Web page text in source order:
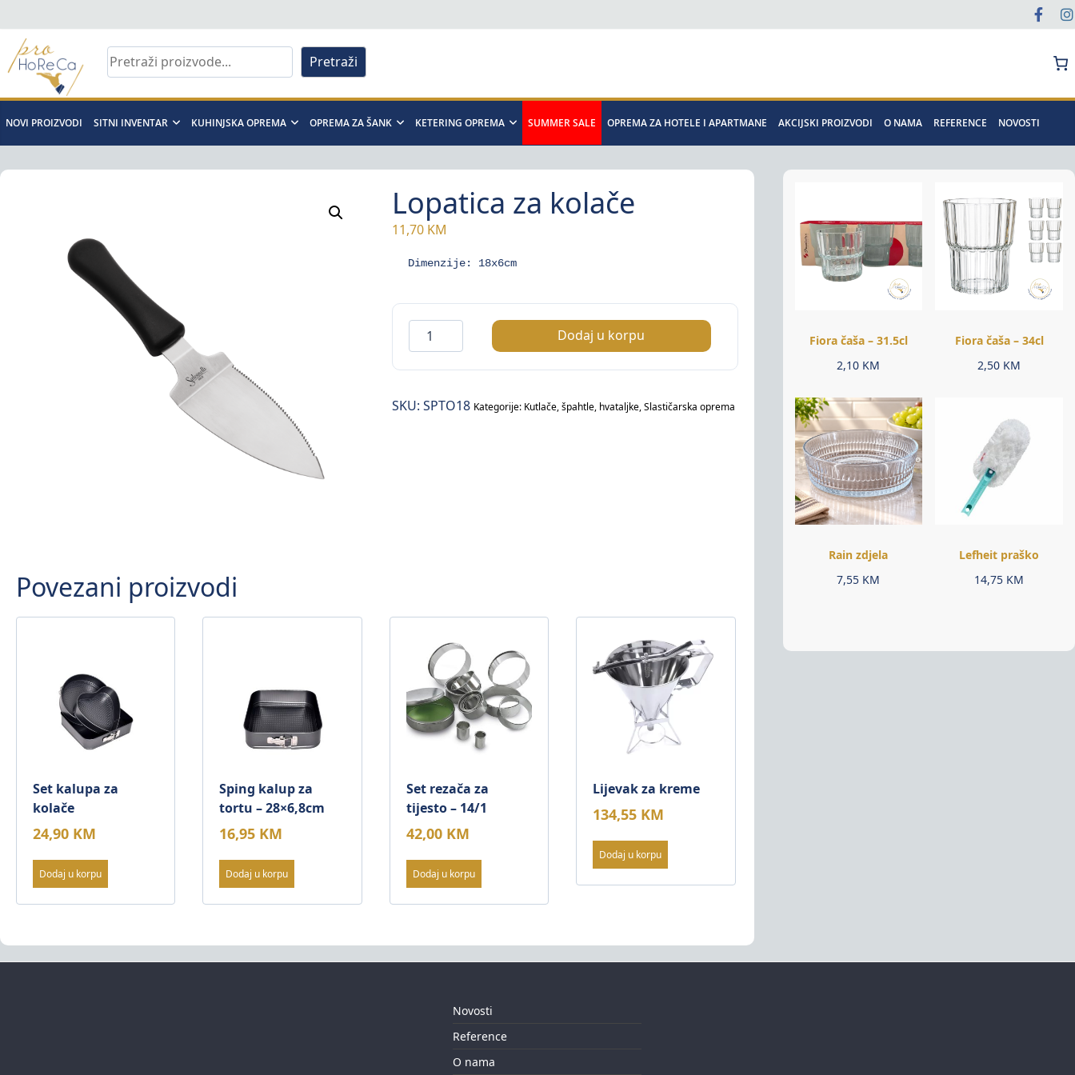
to
content
Pro
Horeca
d.o.o
Pretraži
NOVI PROIZVODI SITNI INVENTAR KUHINJSKA OPREMA OPREMA ZA ŠANK KETERING OPREMA SUMMER SALE OPREMA ZA HOTELE I APARTMANE AKCIJSKI PROIZVODI O NAMA REFERENCE NOVOSTI
Lopatica za kolače
11,70 KM
Dimenzije: 18x6cm
Lopatica
za
kolače
Dodaj u korpu
SKU: SPTO18 Kategorije: Kutlače, špahtle, hvataljke,Slastičarska oprema
Povezani proizvodi
Set kalupa za
kolače
24,90 KM
Dodaj u korpu
Sping kalup za
tortu – 28×6,8cm
16,95 KM
Dodaj u korpu
Set rezača za
tijesto – 14/1
42,00 KM
Dodaj u korpu
Lijevak za kreme
134,55 KM
Dodaj u korpu
Fiora čaša – 31.5cl
2,10 KM
Fiora čaša – 34cl
2,50 KM
Rain zdjela
7,55 KM
Lefheit praško
14,75 KM
Novosti
Reference
O nama